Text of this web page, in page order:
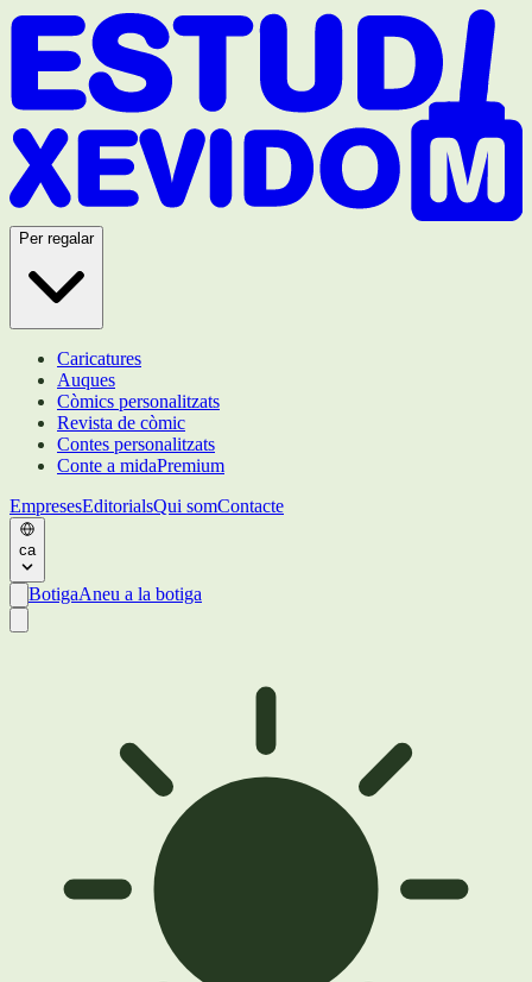
Per regalar
Caricatures
Auques
Còmics personalitzats
Revista de còmic
Contes personalitzats
Conte a midaPremium
EmpresesEditorialsQui somContacte
ca
BotigaAneu a la botiga